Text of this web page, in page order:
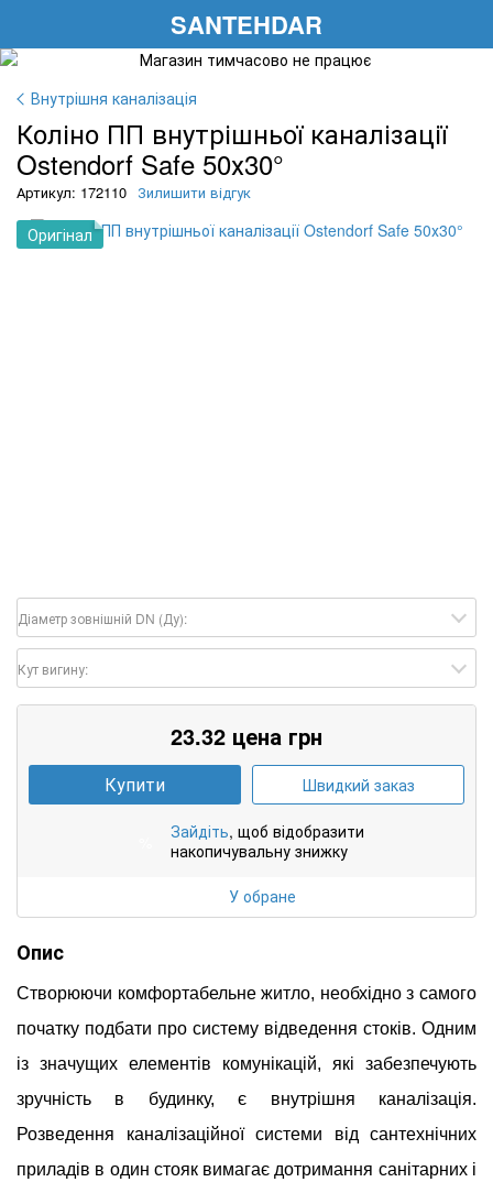
SANTEHDAR
Внутрішня каналізація
Коліно ПП внутрішньої каналізації
Ostendorf Safe 50х30°
Артикул: 172110 Зилишити відгук
Оригінал
Діаметр зовнішній DN (Ду):
Кут вигину:
23.32 цена грн
Купити Швидкий заказ
Зайдіть, щоб відобразити
накопичувальну знижку
У обране
Опис
Створюючи комфортабельне житло, необхідно з самого
початку подбати про систему відведення стоків. Одним
із значущих елементів комунікацій, які забезпечують
зручність в будинку, є внутрішня каналізація.
Розведення каналізаційної системи від сантехнічних
приладів в один стояк вимагає дотримання санітарних і